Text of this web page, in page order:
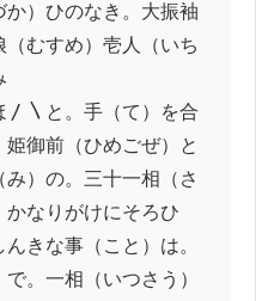
）ひのなき。大振袖
（むすめ）壱人（いち
〵と。手（て）を合
姫御前（ひめごぜ）と
）の。三十一相（さ
かなりがけにそろひ
きな事（こと）は。
。一相（いつさう）